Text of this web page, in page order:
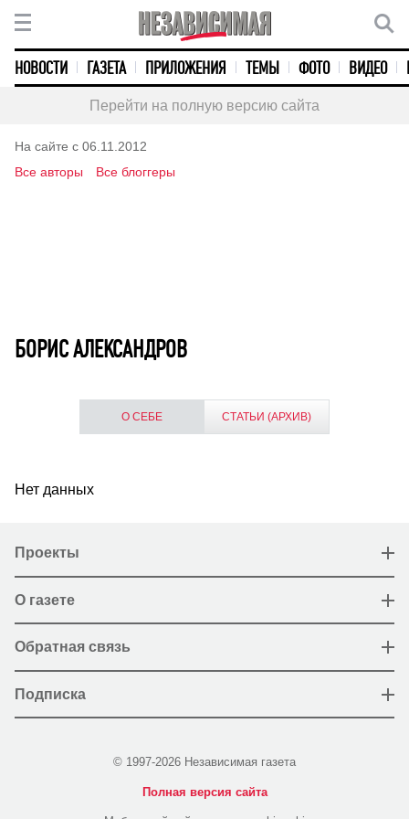
НОВОСТИ ГАЗЕТА ПРИЛОЖЕНИЯ ТЕМЫ ФОТО ВИДЕО
Перейти на полную версию сайта
На сайте с 06.11.2012
Все авторы
Все блоггеры
БОРИС АЛЕКСАНДРОВ
О СЕБЕ СТАТЬИ (АРХИВ)
Нет данных
Проекты
О газете
Обратная связь
Подписка
© 1997-2026 Независимая газета
Полная версия сайта